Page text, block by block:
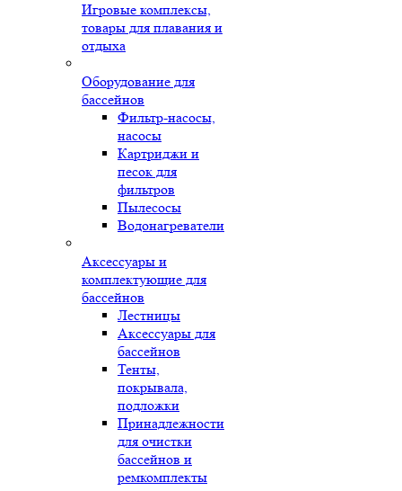
Игровые комплексы,
товары для плавания и
отдыха
Оборудование для
бассейнов
Фильтр-насосы,
насосы
Картриджи и
песок для
фильтров
Пылесосы
Водонагреватели
Аксессуары и
комплектующие для
бассейнов
Лестницы
Аксессуары для
бассейнов
Тенты,
покрывала,
подложки
Принадлежности
для очистки
бассейнов и
ремкомплекты